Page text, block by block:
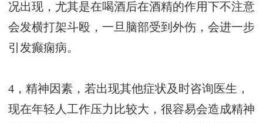
况出现，尤其是在喝酒后在酒精的作用下不注意
会发横打架斗殴，一旦脑部受到外伤，会进一步
引发癫痫病。
4，精神因素，若出现其他症状及时咨询医生，
现在年轻人工作压力比较大，很容易会造成精神